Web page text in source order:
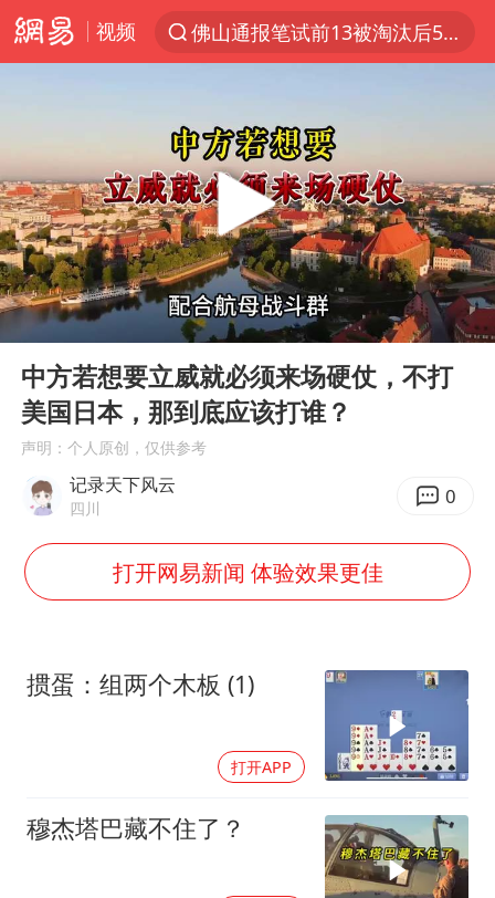
视频
佛山通报笔试前13被淘汰后5名进体检
A股三大股指收涨
台风“白海豚”体型变大！环流面积接近13个浙江那么大
泰国校园枪击案死亡人数升至7人
江苏发布台风蓝色预警
宇树科技中一签需缴款7.54万元
“立秋的第一杯奶茶”又爆单了
女子开一天一夜空调后二氧化碳中毒
台湾海峡南口北上船舶实施交通管制
向鹏0-3不敌张本智和
DeepSeek投资宇树科技意味什么
公司“上四休三”但要降薪1000元
东方之约 相约未来
Play
00:00 06:51
中方若想要立威就必须来场硬仗，不打
美国日本，那到底应该打谁？
声明：个人原创，仅供参考
记录天下风云
四川 0
打开网易新闻 体验效果更佳
掼蛋：组两个木板 (1)
打开APP
穆杰塔巴藏不住了？